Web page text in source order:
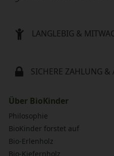
LANGLEBIG &
SICHERE ZAHLUNG &
Über BioKinder
Philosophie
BioKinder forstet auf
Bio-Erlenholz
Bio-Kiefernholz